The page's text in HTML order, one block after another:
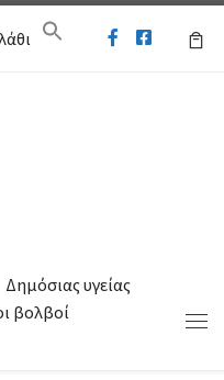
Δημόσιας υγείας
βολβοί